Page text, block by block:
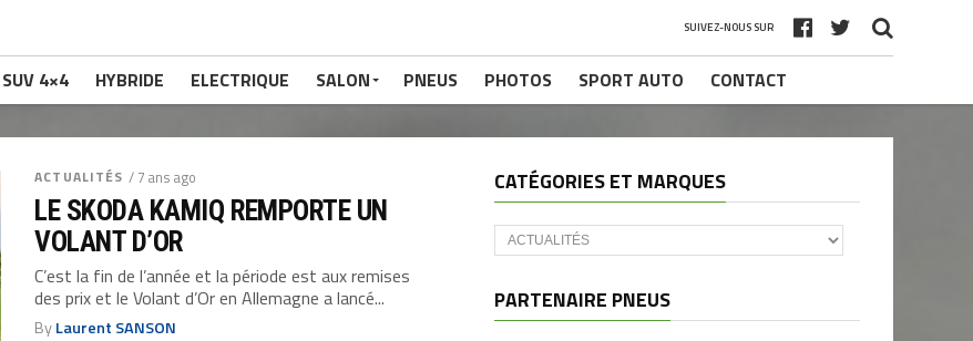
SUIVEZ-NOUS SUR
4×4 HYBRIDE ELECTRIQUE SALON PNEUS PHOTOS SPORT AUTO CONTACT
ACTUALITÉS / 7 ans ago
LE SKODA KAMIQ REMPORTE UN
VOLANT D’OR
C’est la fin de l’année et la période est aux remises
des prix et le Volant d’Or en Allemagne a lancé...
ByLaurent SANSON
CATÉGORIES ET MARQUES
Catégories
et
PARTENAIRE PNEUS